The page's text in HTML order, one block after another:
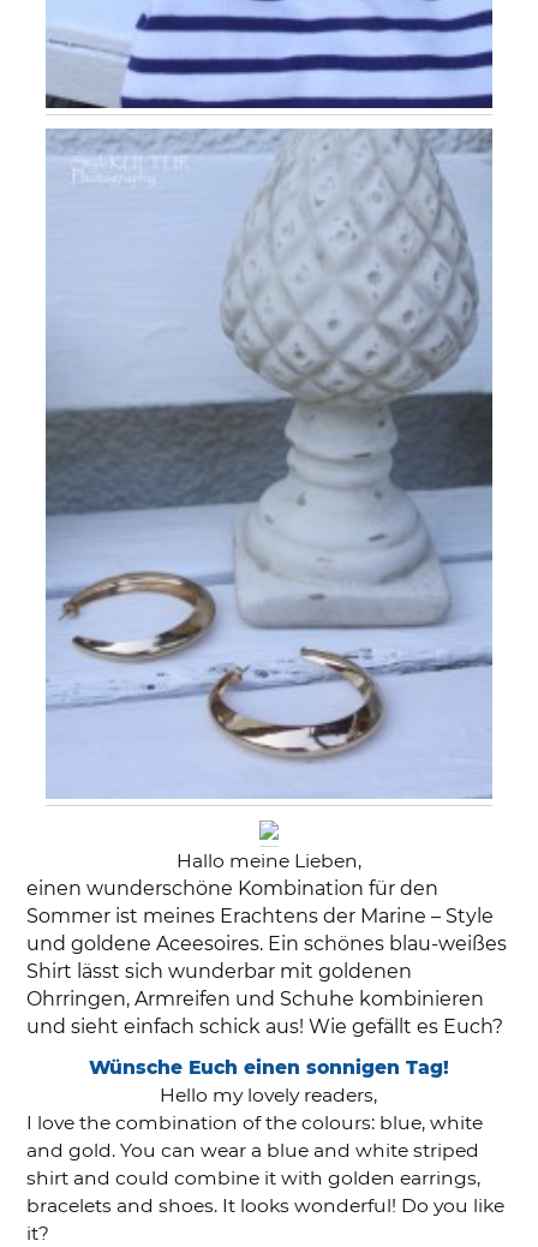
Hallo meine Lieben,
einen wunderschöne Kombination für den
Sommer ist meines Erachtens der Marine – Style
und goldene Aceesoires. Ein schönes blau-weißes
Shirt lässt sich wunderbar mit goldenen
Ohrringen, Armreifen und Schuhe kombinieren
und sieht einfach schick aus! Wie gefällt es Euch?
Wünsche Euch einen sonnigen Tag!
Hello my lovely readers,
I love the combination of the colours: blue, white
and gold. You can wear a blue and white striped
shirt and could combine it with golden earrings,
bracelets and shoes. It looks wonderful! Do you like
it?